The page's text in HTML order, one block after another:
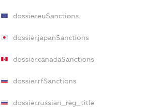
dossier.euSanctions
dossier.japanSanctions
dossier.canadaSanctions
dossier.rfSanctions
dossier.russian_reg_title